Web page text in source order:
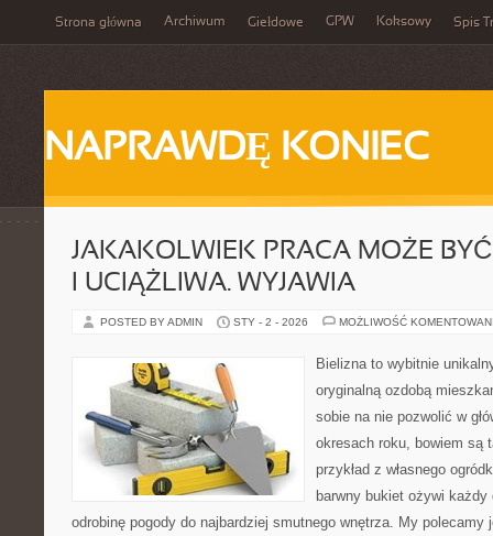
Strona główna Archiwum Giełdowe GPW Koksowy Spis
NAPRAWDĘ KONIEC
JAKAKOLWIEK PRACA MOŻE
I UCIĄŻLIWA. WYJAWIA
POSTED BY ADMIN STY - 2 - 2026 MOŻLIWOŚĆ
Bielizna to wybitnie
oryginalną ozdobą
sobie na nie pozwolić w
okresach roku, bowiem są
przykład z własnego
barwny bukiet ożywi każdy
odrobinę pogody do najbardziej smutnego wnętrza. My polecamy